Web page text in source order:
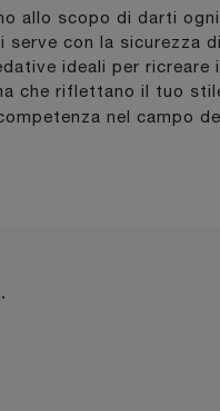
allo scopo di darti
con la sicurezza
ideali per
che riflettano il tuo
nel campo